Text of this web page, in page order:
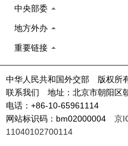
中央部委
地方外办
重要链接
中华人民共和国外交部 版权所
联系我们 地址：北京市朝阳
电话：+86-10-65961114
网站标识码：bm02000004 京
11040102700114